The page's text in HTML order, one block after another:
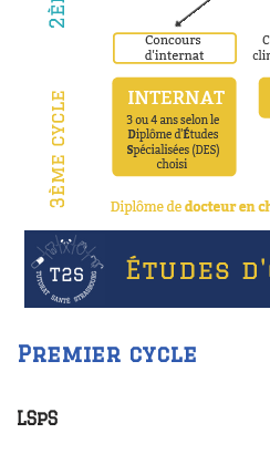
Premier cycle
LSpS